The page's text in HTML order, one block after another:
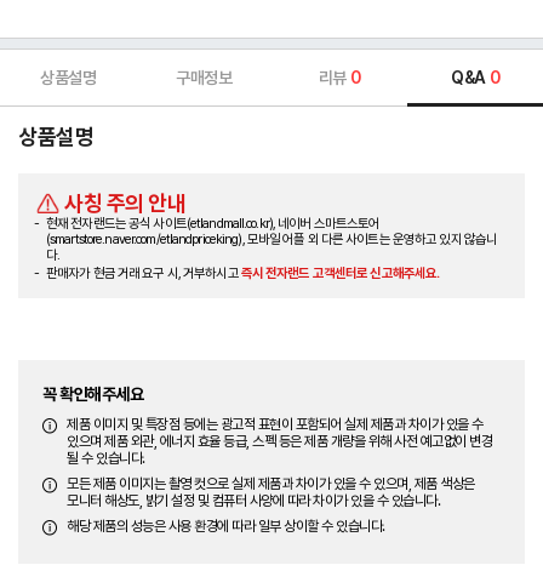
상품설명 구매정보 리뷰 0 Q&A 0
상품설명
사칭 주의 안내
현재 전자랜드는 공식 사이트(etlandmall.co.kr), 네이버 스마트스토어
(smartstore.naver.com/etlandpriceking), 모바일 어플 외 다른 사이트는 운영하고 있지 않습니
다.
판매자가 현금 거래 요구 시, 거부하시고즉시 전자랜드 고객센터로 신고해주세요.
꼭 확인해주세요
제품 이미지 및 특장점 등에는 광고적 표현이 포함되어 실제 제품과 차이가 있을 수
있으며 제품 외관, 에너지 효율 등급, 스펙 등은 제품 개량을 위해 사전 예고없이 변경
될 수 있습니다.
모든 제품 이미지는 촬영 컷으로 실제 제품과 차이가 있을 수 있으며, 제품 색상은
모니터 해상도, 밝기 설정 및 컴퓨터 사양에 따라 차이가 있을 수 있습니다.
해당 제품의 성능은 사용 환경에 따라 일부 상이할 수 있습니다.